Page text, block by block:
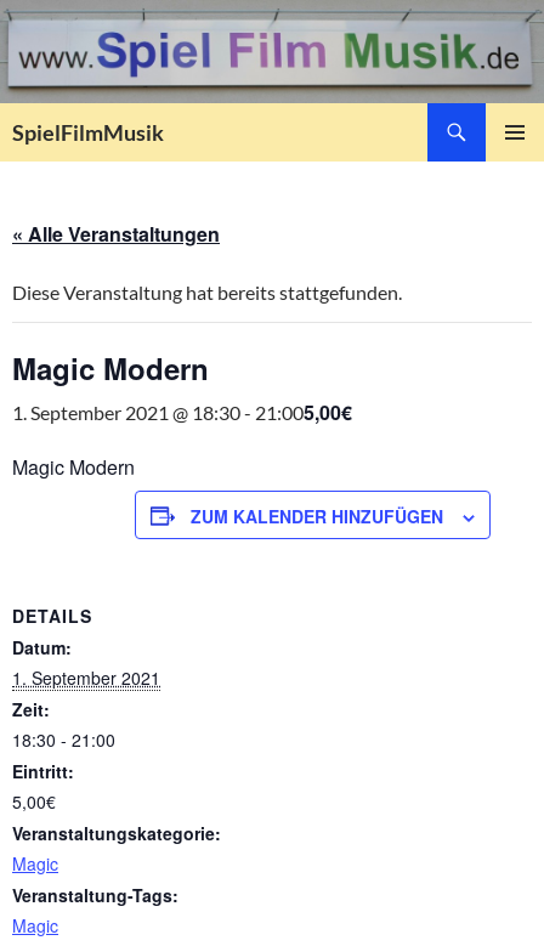
SpielFilmMusik
« Alle Veranstaltungen
Diese Veranstaltung hat bereits stattgefunden.
Magic Modern
1. September 2021 @ 18:30- 21:005,00€
Magic Modern
ZUM KALENDER HINZUFÜGEN
DETAILS
Datum:
1. September 2021
Zeit:
18:30 - 21:00
Eintritt:
5,00€
Veranstaltungskategorie:
Magic
Veranstaltung-Tags:
Magic